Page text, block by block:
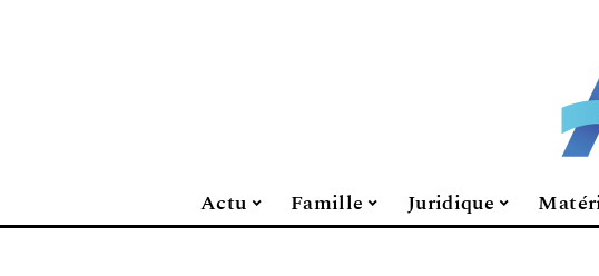
Actu Famille Juridique